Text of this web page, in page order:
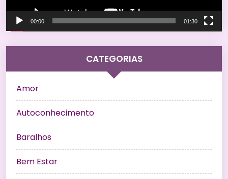
00:00 01:30
CATEGORIAS
Amor
Autoconhecimento
Baralhos
Bem Estar